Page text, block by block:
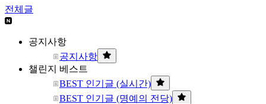
전체글
공지사항
공지사항
챌린지 베스트
BEST 인기글 (실시간)
BEST 인기글 (명예의 전당)